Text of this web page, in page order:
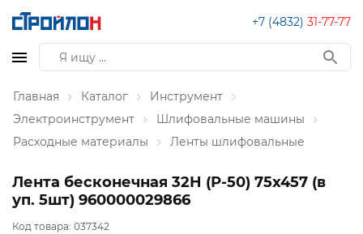
+7 (4832) 31-77-77
Главная Каталог
Инструмент
Электроинструмент
Шлифовальные машины
Расходные материалы
Ленты шлифовальные
Лента бесконечная 32H (Р-50) 75x457 (в
уп. 5шт) 960000029866
Код товара: 037342